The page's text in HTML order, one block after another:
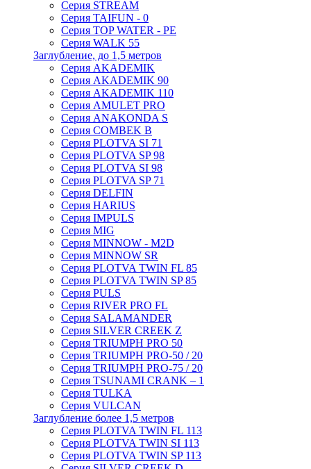
Серия STREAM
Серия TAIFUN - 0
Серия TOP WATER - PE
Серия WALK 55
Заглубление, до 1,5 метров
Серия AKADEMIK
Серия AKADEMIK 90
Серия AKADEMIK 110
Серия AMULET PRO
Серия ANAKONDA S
Серия COMBEK B
Серия PLOTVA SI 71
Серия PLOTVA SP 98
Серия PLOTVA SI 98
Серия PLOTVA SP 71
Серия DELFIN
Серия HARIUS
Серия IMPULS
Серия MIG
Серия MINNOW - M2D
Серия MINNOW SR
Серия PLOTVA TWIN FL 85
Серия PLOTVA TWIN SP 85
Серия PULS
Серия RIVER PRO FL
Серия SALAMANDER
Серия SILVER CREEK Z
Серия TRIUMPH PRO 50
Серия TRIUMPH PRO-50 / 20
Серия TRIUMPH PRO-75 / 20
Серия TSUNAMI CRANK – 1
Серия TULKA
Серия VULCAN
Заглубление более 1,5 метров
Серия PLOTVA TWIN FL 113
Серия PLOTVA TWIN SI 113
Серия PLOTVA TWIN SP 113